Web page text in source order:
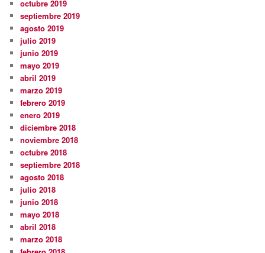
octubre 2019
septiembre 2019
agosto 2019
julio 2019
junio 2019
mayo 2019
abril 2019
marzo 2019
febrero 2019
enero 2019
diciembre 2018
noviembre 2018
octubre 2018
septiembre 2018
agosto 2018
julio 2018
junio 2018
mayo 2018
abril 2018
marzo 2018